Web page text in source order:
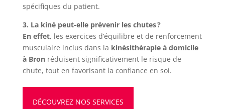
spécifiques du patient.
3. La kiné peut-elle prévenir les chutes ?
En effet, les exercices d’équilibre et de renforcement
musculaire inclus dans la kinésithérapie à domicile
à Bronréduisent significativement le risque de
chute, tout en favorisant la confiance en soi.
DÉCOUVREZ NOS SERVICES